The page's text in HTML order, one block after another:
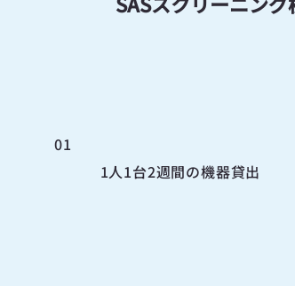
1人1台2週間の機器貸出
01